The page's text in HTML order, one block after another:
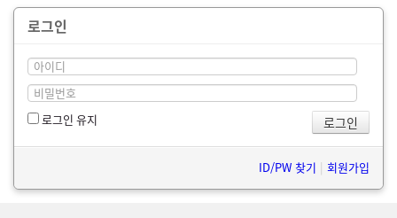
로그인
로그인 유지
ID/PW 찾기 | 회원가입